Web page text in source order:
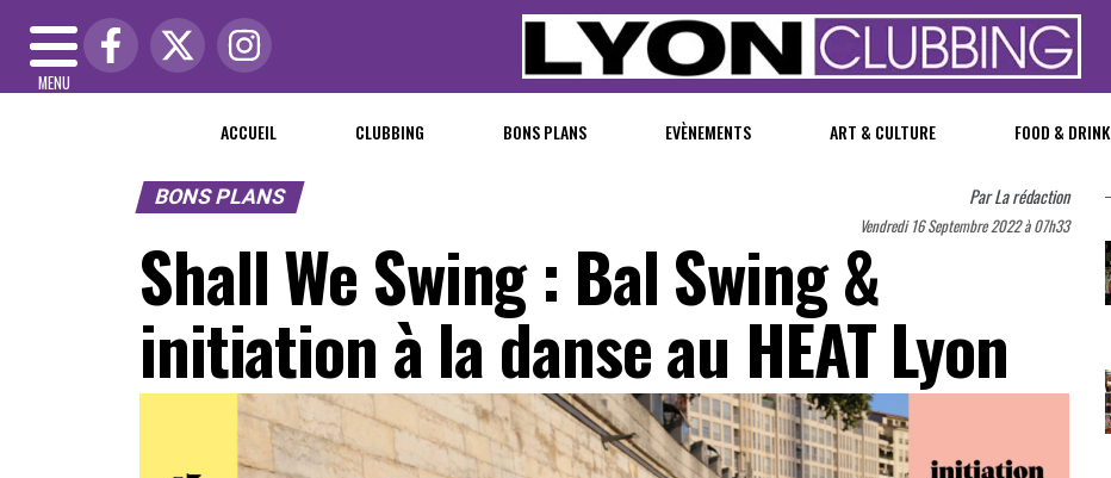
MENU
ACCUEIL CLUBBING BONS PLANS EVÈNEMENTS ART & CULTURE FOOD & DRINK
BONS PLANS ParLa rédaction
Vendredi 16 Septembre 2022 à 07h33
Shall We Swing : Bal Swing &
initiation à la danse au HEAT Lyon